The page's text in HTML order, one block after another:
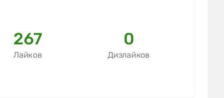
267
Лайков
0
Дизлайков